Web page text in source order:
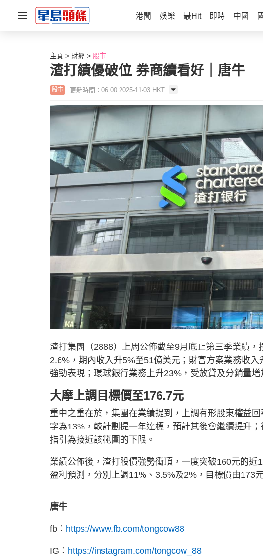
港聞 娛樂 最Hit 即時 中國
主頁 財經 股市
渣打績優破位 券商續看好｜唐牛
股市 更新時間：06:00 2025-11-03 HKT
渣打集團（2888）上周公佈截至9月底止第三季業績
2.6%，期內收入升5%至51億美元；財富方案業務收
強勁表現；環球銀行業務上升23%，受放貸及分銷量
大摩上調目標價至176.7元
重中之重在於，集團在業績提到，上調有形股東權益
字為13%，較計劃提一年達標，預計其後會繼續提升
指引為接近該範圍的下限。
業績公佈後，渣打股價強勢衝頂，一度突破160元的
盈利預測，分別上調11%、3.5%及2%，目標價由173
唐牛
fb︰ https://www.fb.com/tongcow88
IG︰ https://instagram.com/tongcow_88